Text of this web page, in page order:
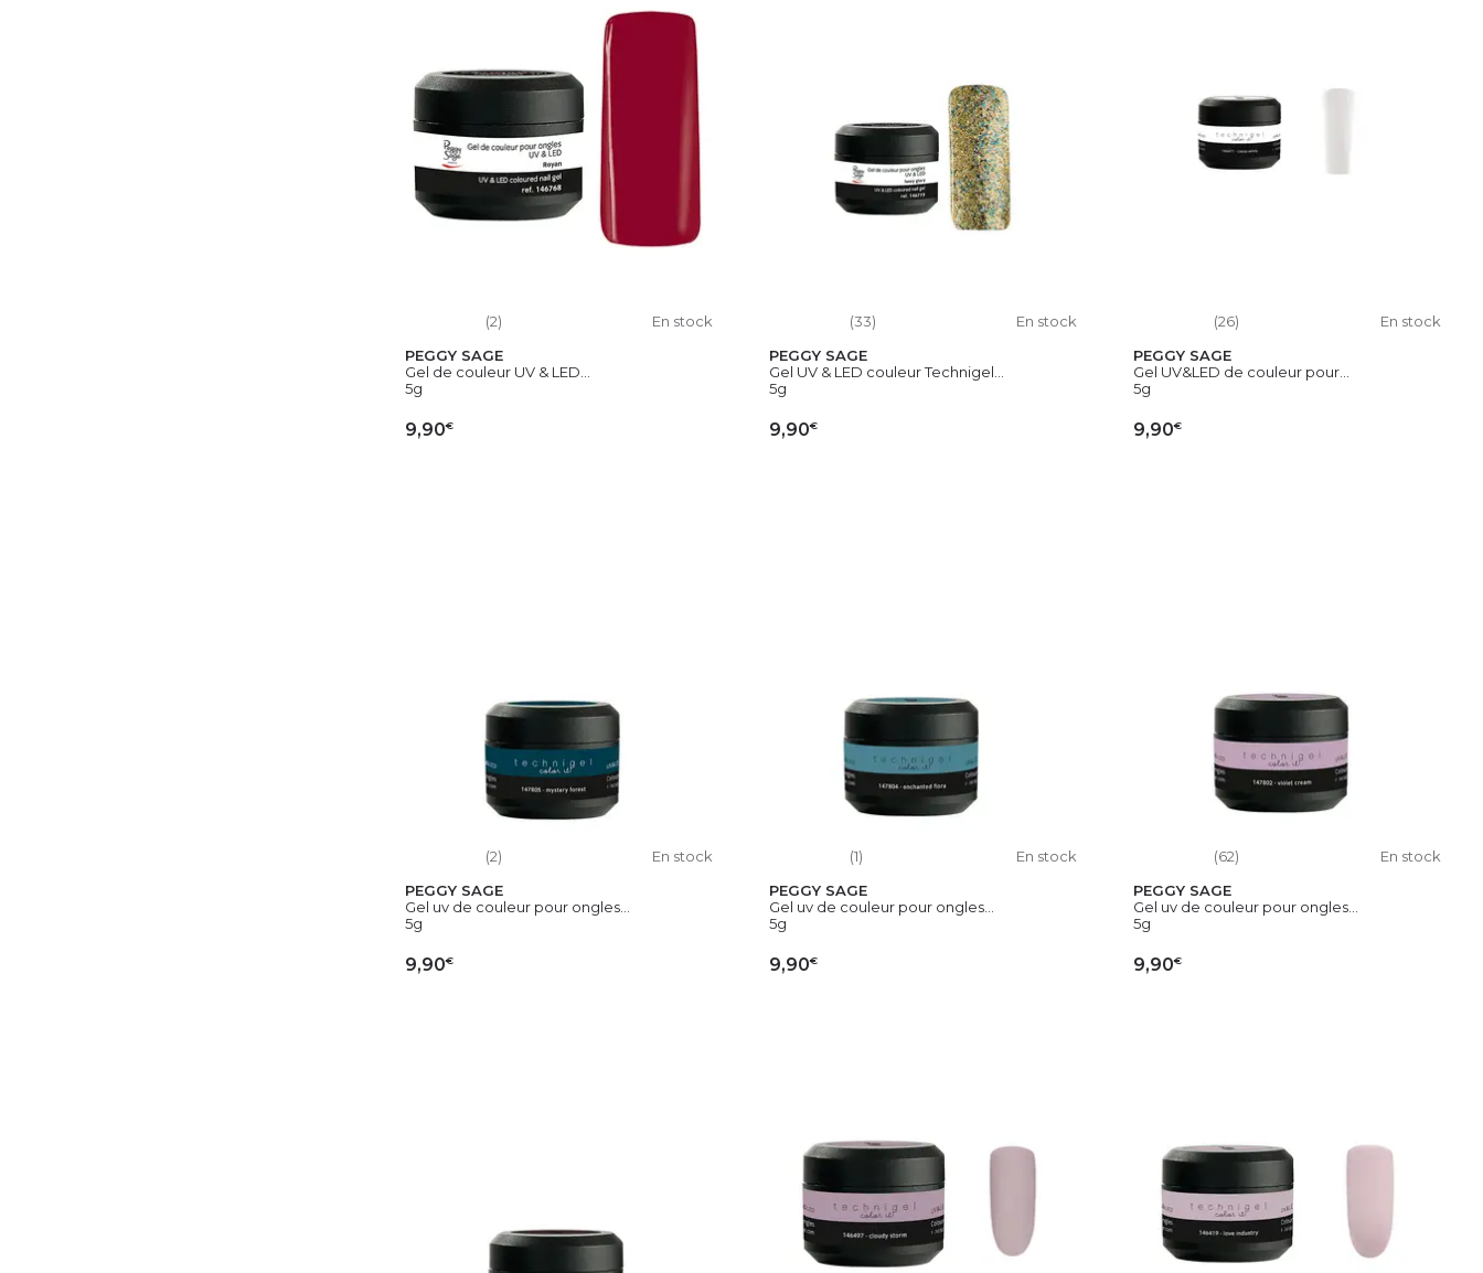
(2)
En stock
PEGGY SAGE
Gel de couleur UV & LED...
5g
9,90€
(33)
En stock
PEGGY SAGE
Gel UV & LED couleur Technigel...
5g
9,90€
(26)
En stock
PEGGY SAGE
Gel UV&LED de couleur pour...
5g
9,90€
(2)
En stock
PEGGY SAGE
Gel uv de couleur pour ongles...
5g
9,90€
(1)
En stock
PEGGY SAGE
Gel uv de couleur pour ongles...
5g
9,90€
(62)
En stock
PEGGY SAGE
Gel uv de couleur pour ongles...
5g
9,90€